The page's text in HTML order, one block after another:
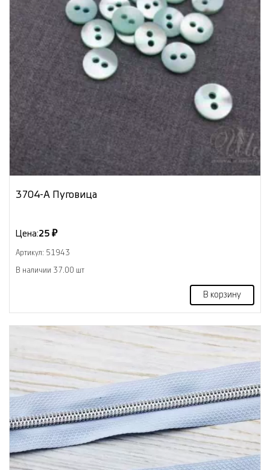
3704-А Пуговица
Цена:25 ₽
Артикул: 51943
В наличии 37.00 шт
В корзину